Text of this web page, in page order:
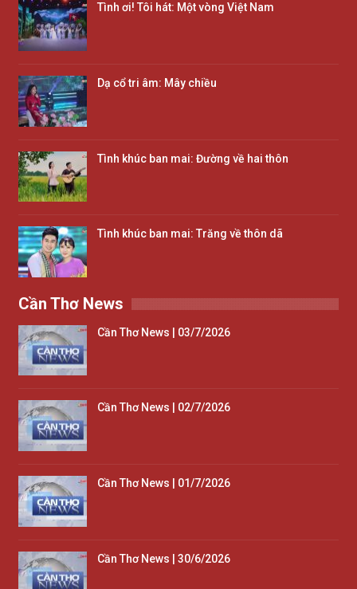
Tình ơi! Tôi hát: Một vòng Việt Nam
Dạ cổ tri âm: Mây chiều
Tình khúc ban mai: Đường về hai thôn
Tình khúc ban mai: Trăng về thôn dã
Cần Thơ News
Cần Thơ News | 03/7/2026
Cần Thơ News | 02/7/2026
Cần Thơ News | 01/7/2026
Cần Thơ News | 30/6/2026